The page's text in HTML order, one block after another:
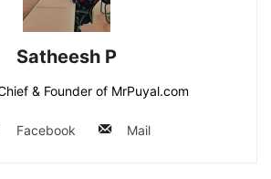
Satheesh P
& Founder of MrPuyal.com
Facebook Mail